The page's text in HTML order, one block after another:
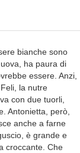
bianche sono
ha paura di
essere. Anzi,
la nutre
con due tuorli,
Antonietta, però,
anche a farne
è grande e
croccante. Che